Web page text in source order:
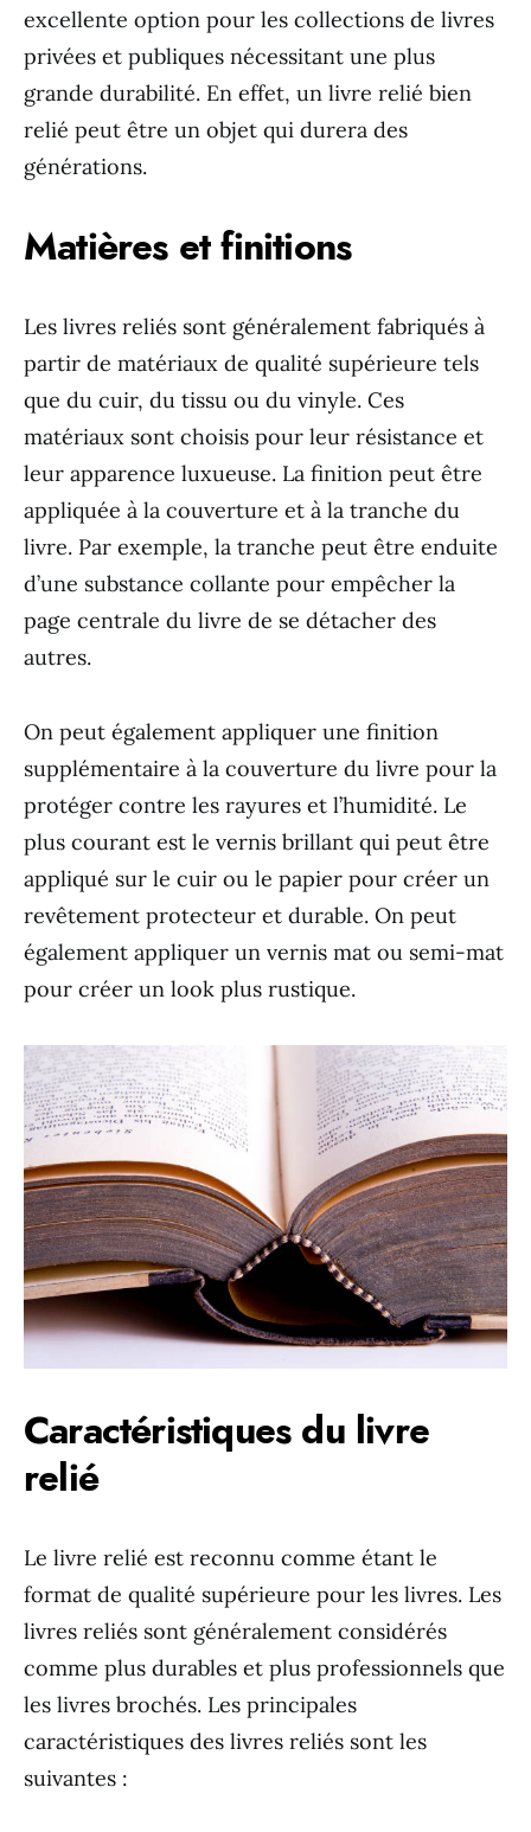
excellente option pour les collections de livres
privées et publiques nécessitant une plus
grande durabilité. En effet, un livre relié bien
relié peut être un objet qui durera des
générations.
Matières et finitions
Les livres reliés sont généralement fabriqués à
partir de matériaux de qualité supérieure tels
que du cuir, du tissu ou du vinyle. Ces
matériaux sont choisis pour leur résistance et
leur apparence luxueuse. La finition peut être
appliquée à la couverture et à la tranche du
livre. Par exemple, la tranche peut être enduite
d’une substance collante pour empêcher la
page centrale du livre de se détacher des
autres.
On peut également appliquer une finition
supplémentaire à la couverture du livre pour la
protéger contre les rayures et l’humidité. Le
plus courant est le vernis brillant qui peut être
appliqué sur le cuir ou le papier pour créer un
revêtement protecteur et durable. On peut
également appliquer un vernis mat ou semi-mat
pour créer un look plus rustique.
Caractéristiques du livre
relié
Le livre relié est reconnu comme étant le
format de qualité supérieure pour les livres. Les
livres reliés sont généralement considérés
comme plus durables et plus professionnels que
les livres brochés. Les principales
caractéristiques des livres reliés sont les
suivantes :